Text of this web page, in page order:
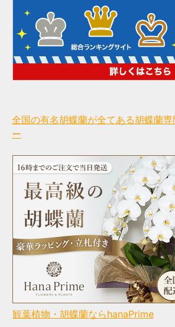
全国の有名胡蝶蘭が全てある胡蝶蘭
ー
観葉植物・胡蝶蘭ならhanaPrime